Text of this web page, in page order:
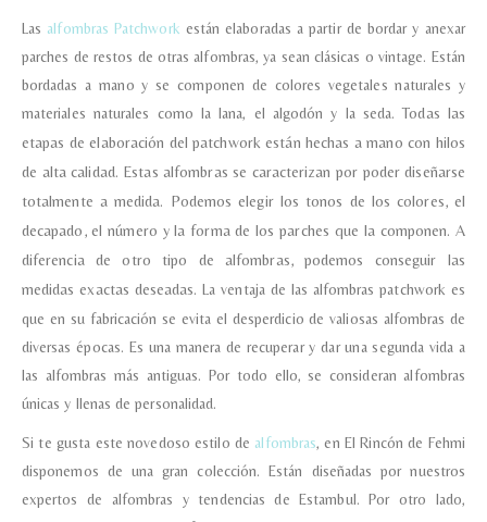
Las alfombras Patchwork están elaboradas a partir de bordar y anexar
parches de restos de otras alfombras, ya sean clásicas o vintage. Están
bordadas a mano y se componen de colores vegetales naturales y
materiales naturales como la lana, el algodón y la seda.Todas las
etapas de elaboración del patchwork están hechas a mano con hilos
de alta calidad. Estas alfombras se caracterizan por poder diseñarse
totalmente a medida. Podemos elegir los tonos de los colores, el
decapado, el número y la forma de los parches que la componen. A
diferencia de otro tipo de alfombras, podemos conseguir las
medidas exactas deseadas.La ventaja de las alfombras patchwork es
que en su fabricación se evita el desperdicio de valiosas alfombras de
diversas épocas. Es una manera de recuperar y dar una segunda vida a
las alfombras más antiguas. Por todo ello, se consideran alfombras
únicas y llenas de personalidad.
Si te gusta este novedoso estilo de alfombras, en El Rincón de Fehmi
disponemos de una gran colección. Están diseñadas por nuestros
expertos de alfombras y tendencias de Estambul. Por otro lado,